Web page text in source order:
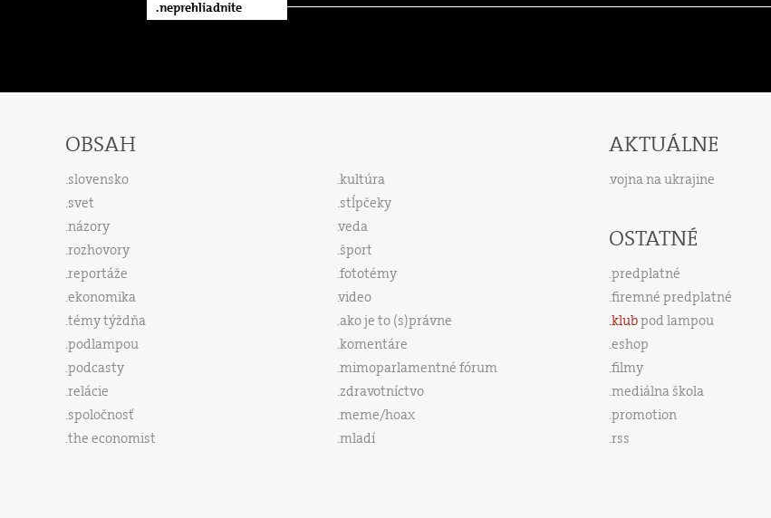
.neprehliadnite
OBSAH
slovensko
svet
názory
rozhovory
reportáže
ekonomika
témy týždňa
podlampou
podcasty
relácie
spoločnosť
the economist
kultúra
stĺpčeky
veda
šport
fototémy
video
ako je to (s)právne
komentáre
mimoparlamentné fórum
zdravotníctvo
meme/hoax
mladí
AKTUÁLNE
vojna na ukrajine
OSTATNÉ
predplatné
firemné predplatné
klubpod lampou
eshop
filmy
mediálna škola
promotion
rss